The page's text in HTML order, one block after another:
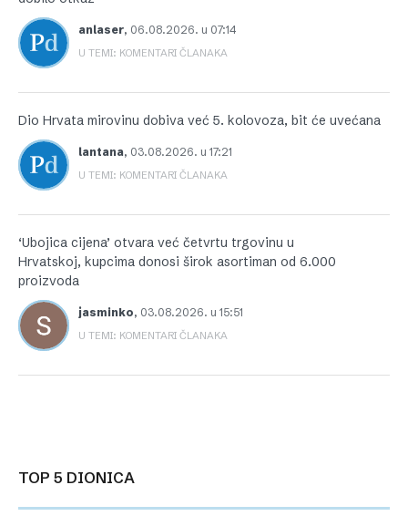
anlaser, 06.08.2026. u 07:14
U TEMI: KOMENTARI ČLANAKA
Dio Hrvata mirovinu dobiva već 5. kolovoza, bit će uvećana
lantana, 03.08.2026. u 17:21
U TEMI: KOMENTARI ČLANAKA
‘Ubojica cijena’ otvara već četvrtu trgovinu u
Hrvatskoj, kupcima donosi širok asortiman od 6.000
proizvoda
jasminko, 03.08.2026. u 15:51
U TEMI: KOMENTARI ČLANAKA
TOP 5 DIONICA